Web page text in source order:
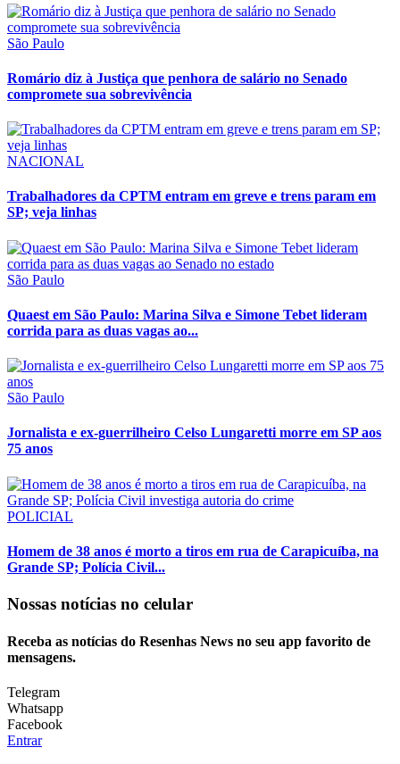
São Paulo
Romário diz à Justiça que penhora de salário no Senado
compromete sua sobrevivência
NACIONAL
Trabalhadores da CPTM entram em greve e trens param em
SP; veja linhas
São Paulo
Quaest em São Paulo: Marina Silva e Simone Tebet lideram
corrida para as duas vagas ao...
São Paulo
Jornalista e ex-guerrilheiro Celso Lungaretti morre em SP aos
75 anos
POLICIAL
Homem de 38 anos é morto a tiros em rua de Carapicuíba, na
Grande SP; Polícia Civil...
Nossas notícias no celular
Receba as notícias do Resenhas News no seu app favorito de
mensagens.
Telegram
Whatsapp
Facebook
Entrar